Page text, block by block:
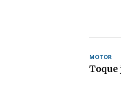
MOTOR
Toque